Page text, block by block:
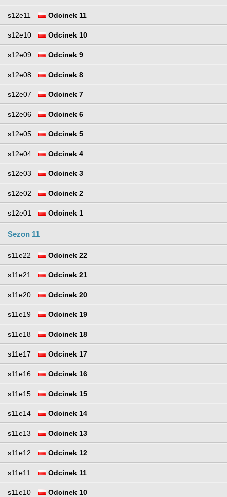
s12e11 Odcinek 11
s12e10 Odcinek 10
s12e09 Odcinek 9
s12e08 Odcinek 8
s12e07 Odcinek 7
s12e06 Odcinek 6
s12e05 Odcinek 5
s12e04 Odcinek 4
s12e03 Odcinek 3
s12e02 Odcinek 2
s12e01 Odcinek 1
Sezon 11
s11e22 Odcinek 22
s11e21 Odcinek 21
s11e20 Odcinek 20
s11e19 Odcinek 19
s11e18 Odcinek 18
s11e17 Odcinek 17
s11e16 Odcinek 16
s11e15 Odcinek 15
s11e14 Odcinek 14
s11e13 Odcinek 13
s11e12 Odcinek 12
s11e11 Odcinek 11
s11e10 Odcinek 10